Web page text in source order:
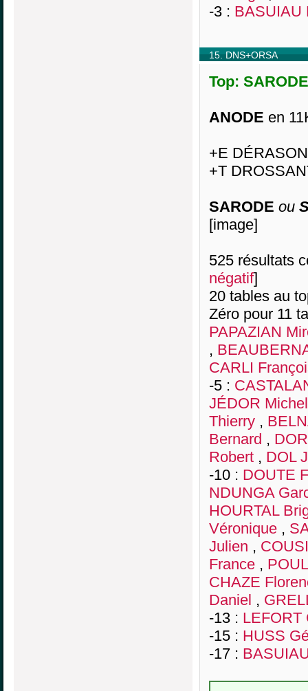
-3 : BASUIAU
15. DNS+ORSA
Top:
ANODE en
+E
+T
SARODE ou
[image]
525 résultats
négatif]
20 tables au
Zéro pour 11
PAPAZIAN
,
CARLI
-5 :
JÉDOR Michel
Thierry ,
Bernard ,
Robert , DOL
-10 : DOUTE
NDUNGA
HOURTAL
Véronique ,
Julien ,
France ,
CHAZE
Daniel ,
-13 : LEFORT
-15 : HUSS
-17 :